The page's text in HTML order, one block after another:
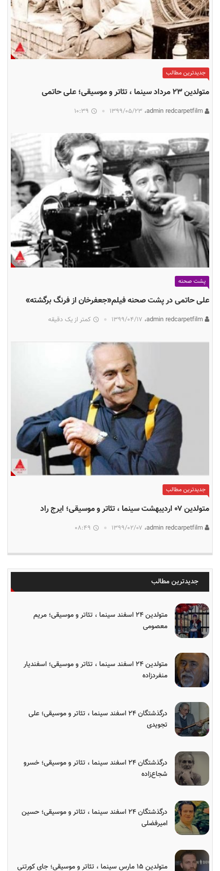
جدیدترین مطالب
متولدین ۲۳ مرداد سینما ، تئاتر و موسیقی؛ علی حاتمی
۱۳۹۹/۰۵/۲۳ 10:39
پشت صحنه
علی حاتمی در پشت صحنه فیلم«جعفرخان از فرنگ برگشته»
۱۳۹۹/۰۴/۱۷ کمتر از یک دقیقه
جدیدترین مطالب
متولدین ۰۷ اردیبهشت سینما ، تئاتر و موسیقی؛ ایرج راد
۱۳۹۹/۰۲/۰۷ 08:49
جدیدترین مطالب
متولدین ۲۴ اسفند سینما ، تئاتر و موسیقی؛ مریم
معصومی
متولدین ۲۴ اسفند سینما ، تئاتر و موسیقی؛ اسفندیار
منفردزاده
درگذشتگان ۲۴ اسفند سینما ، تئاتر و موسیقی؛ علی
تجویدی
درگذشتگان ۲۴ اسفند سینما ، تئاتر و موسیقی؛ خسرو
شجاع‌زاده
درگذشتگان ۲۴ اسفند سینما ، تئاتر و موسیقی؛ حسین
امیرفضلی
متولدین ۱۵ مارس سینما ، تئاتر و موسیقی؛ جای کورتنی